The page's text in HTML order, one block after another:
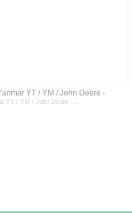
YT / YM / John Deere -
YT / YM / John Deere -…